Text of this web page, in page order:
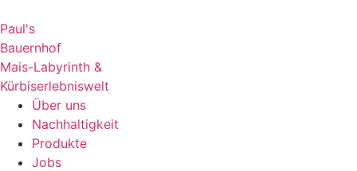
Paul's
Bauernhof
Mais-Labyrinth &
Kürbiserlebniswelt
Über uns
Nachhaltigkeit
Produkte
Jobs